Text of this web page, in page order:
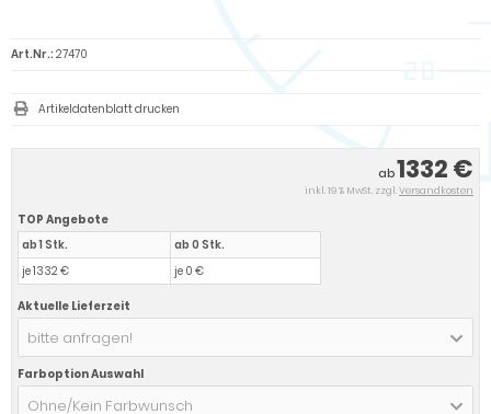
ab1332 €
inkl. 19 % MwSt. zzgl.Versandkosten
TOP Angebote
ab 1 Stk.
je 1332 €
ab 0 Stk.
je 0 €
Aktuelle Lieferzeit
bitte anfragen!
Farboption Auswahl
Ohne/Kein Farbwunsch
Art.Nr.: 27470
Artikeldatenblatt drucken